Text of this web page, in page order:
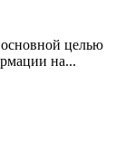
целью
на...